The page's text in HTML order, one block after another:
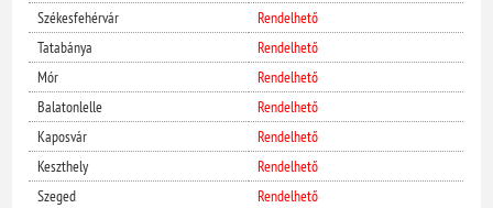
Székesfehérvár
Rendelhető
Tatabánya
Rendelhető
Mór
Rendelhető
Balatonlelle
Rendelhető
Kaposvár
Rendelhető
Keszthely
Rendelhető
Szeged
Rendelhető